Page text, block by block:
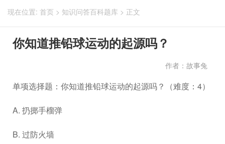
现在位置: 首页 > 知识问答百科题库 > 正文
你知道推铅球运动的起源吗？
作者：故事兔
单项选择题：你知道推铅球运动的起源吗？（难度：4）
A. 扔掷手榴弹
B. 过防火墙